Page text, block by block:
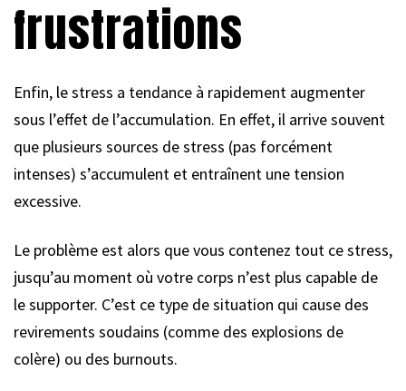
frustrations
Enfin, le stress a tendance à rapidement augmenter
sous l’effet de l’accumulation. En effet, il arrive souvent
que plusieurs sources de stress (pas forcément
intenses) s’accumulent et entraînent une tension
excessive.
Le problème est alors que vous contenez tout ce stress,
jusqu’au moment où votre corps n’est plus capable de
le supporter. C’est ce type de situation qui cause des
revirements soudains (comme des explosions de
colère) ou des burnouts.